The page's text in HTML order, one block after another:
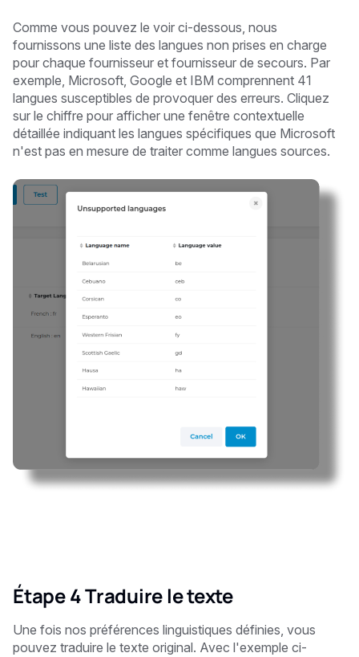
Comme vous pouvez le voir ci-dessous, nous
fournissons une liste des langues non prises en charge
pour chaque fournisseur et fournisseur de secours. Par
exemple, Microsoft, Google et IBM comprennent 41
langues susceptibles de provoquer des erreurs. Cliquez
sur le chiffre pour afficher une fenêtre contextuelle
détaillée indiquant les langues spécifiques que Microsoft
n'est pas en mesure de traiter comme langues sources.
Étape 4 Traduire le texte
Une fois nos préférences linguistiques définies, vous
pouvez traduire le texte original. Avec l'exemple ci-